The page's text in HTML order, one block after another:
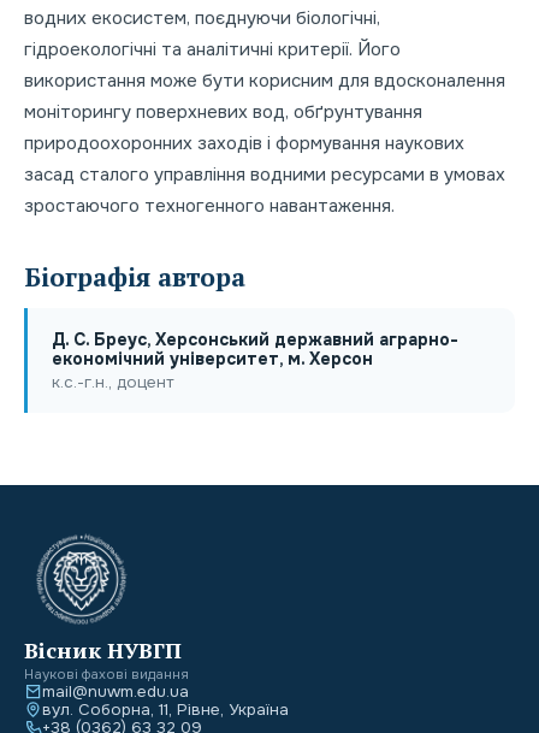
водних екосистем, поєднуючи біологічні,
гідроекологічні та аналітичні критерії. Його
використання може бути корисним для вдосконалення
моніторингу поверхневих вод, обґрунтування
природоохоронних заходів і формування наукових
засад сталого управління водними ресурсами в умовах
зростаючого техногенного навантаження.
Біографія автора
Д. С. Бреус, Херсонський державний аграрно-
економічний університет, м. Херсон
к.с.-г.н., доцент
Вісник НУВГП
Наукові фахові видання
mail@nuwm.edu.ua
вул. Соборна, 11, Рівне, Україна
+38 (0362) 63 32 09